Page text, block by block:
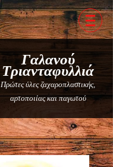
Γαλανού
Τριανταφυλλιά
Πρώτες ύλες ζαχαροπλαστικής,
αρτοποιίας και παγωτού